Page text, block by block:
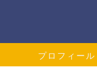
プロフィール